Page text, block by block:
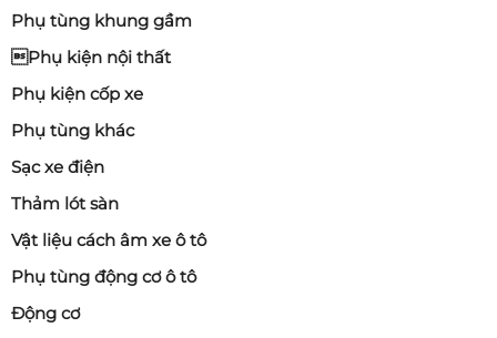
Phụ tùng khung gầm
Phụ kiện nội thất
Phụ kiện cốp xe
Phụ tùng khác
Sạc xe điện
Thảm lót sàn
Vật liệu cách âm xe ô tô
Phụ tùng động cơ ô tô
Động cơ